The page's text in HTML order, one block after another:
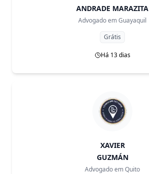
ANDRADE MARAZITA
Advogado emGuayaquil
Grátis
Há 13 dias
XAVIER
GUZMÁN
Advogado emQuito